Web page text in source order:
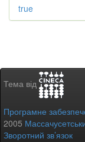
true
Тема від
Програмне
2005
Зворотний зв’язок